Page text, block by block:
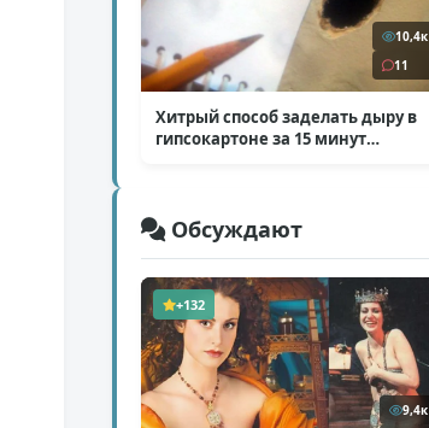
10,4к
11
Хитрый способ заделать дыру в
гипсокартоне за 15 минут
Обсуждают
+132
9,4к